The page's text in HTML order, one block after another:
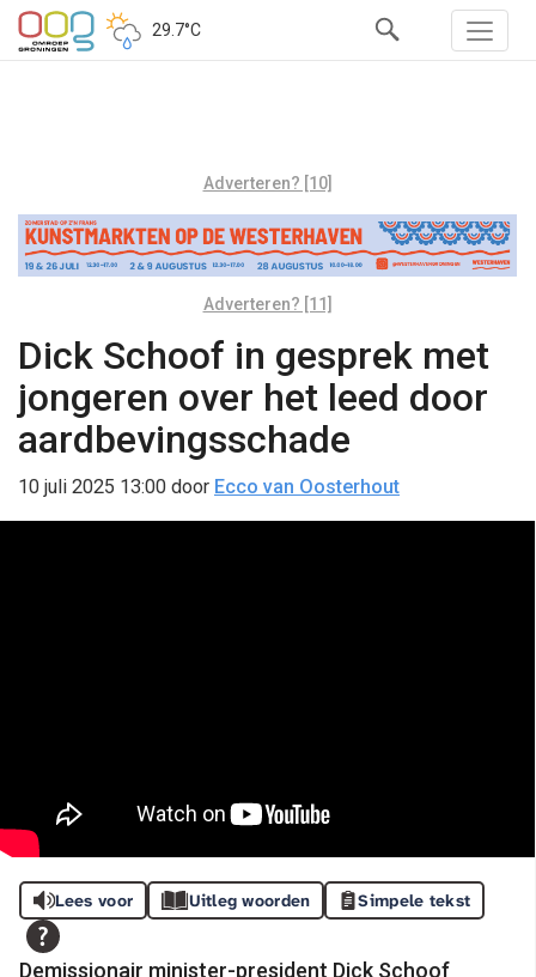
29.7°C
Adverteren? [10]
Adverteren? [11]
Dick Schoof in gesprek met
jongeren over het leed door
aardbevingsschade
10 juli 2025 13:00 door Ecco van Oosterhout
Lees voor Uitleg woorden Simpele tekst
Demissionair minister-president Dick Schoof